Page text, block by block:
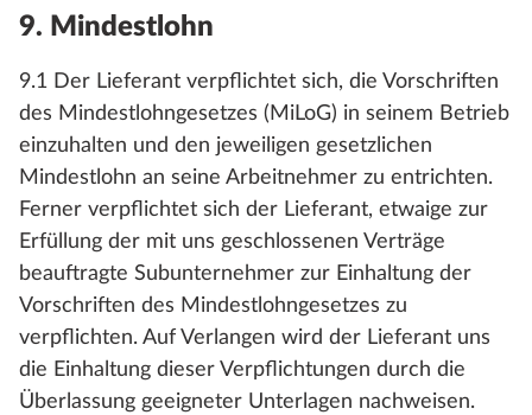
9. Mindestlohn
9.1 Der Lieferant verpflichtet sich, die Vorschriften
des Mindestlohngesetzes (MiLoG) in seinem Betrieb
einzuhalten und den jeweiligen gesetzlichen
Mindestlohn an seine Arbeitnehmer zu entrichten.
Ferner verpflichtet sich der Lieferant, etwaige zur
Erfüllung der mit uns geschlossenen Verträge
beauftragte Subunternehmer zur Einhaltung der
Vorschriften des Mindestlohngesetzes zu
verpflichten. Auf Verlangen wird der Lieferant uns
die Einhaltung dieser Verpflichtungen durch die
Überlassung geeigneter Unterlagen nachweisen.